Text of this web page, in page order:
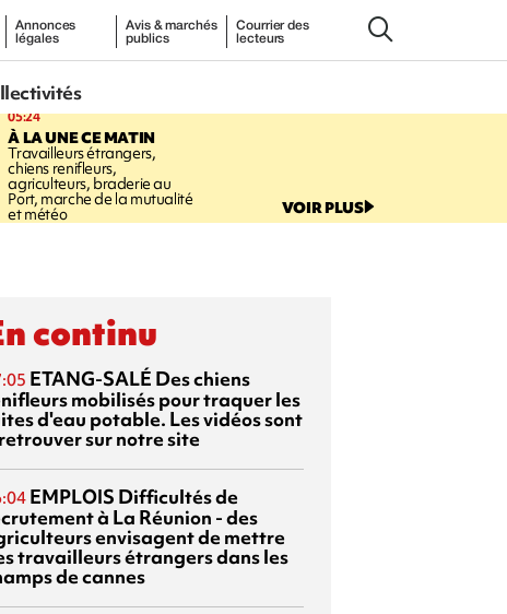
Annonces
légales
Avis & marchés
publics
Courrier des
lecteurs
05:24
À LA UNE CE MATIN
Travailleurs étrangers,
chiens renifleurs,
agriculteurs, braderie au
Port, marche de la mutualité
et météo VOIR PLUS
continu
ETANG-SALÉ Des chiens
mobilisés pour traquer les
d'eau potable. Les vidéos sont
sur notre site
EMPLOIS Difficultés de
à La Réunion - des
envisagent de mettre
travailleurs étrangers dans les
de cannes